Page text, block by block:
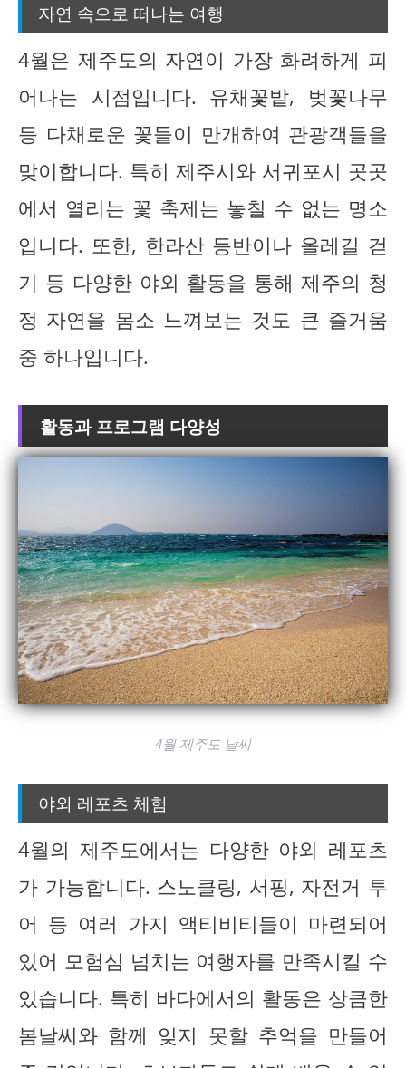
자연 속으로 떠나는 여행
4월은 제주도의 자연이 가장 화려하게 피
어나는 시점입니다. 유채꽃밭, 벚꽃나무
등 다채로운 꽃들이 만개하여 관광객들을
맞이합니다. 특히 제주시와 서귀포시 곳곳
에서 열리는 꽃 축제는 놓칠 수 없는 명소
입니다. 또한, 한라산 등반이나 올레길 걷
기 등 다양한 야외 활동을 통해 제주의 청
정 자연을 몸소 느껴보는 것도 큰 즐거움
중 하나입니다.
활동과 프로그램 다양성
4월 제주도 날씨
야외 레포츠 체험
4월의 제주도에서는 다양한 야외 레포츠
가 가능합니다. 스노클링, 서핑, 자전거 투
어 등 여러 가지 액티비티들이 마련되어
있어 모험심 넘치는 여행자를 만족시킬 수
있습니다. 특히 바다에서의 활동은 상큼한
봄날씨와 함께 잊지 못할 추억을 만들어